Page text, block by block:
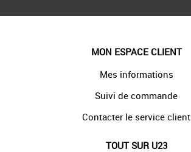
MON ESPACE CLIENT
Mes informations
Suivi de commande
Contacter le service client
TOUT SUR U23